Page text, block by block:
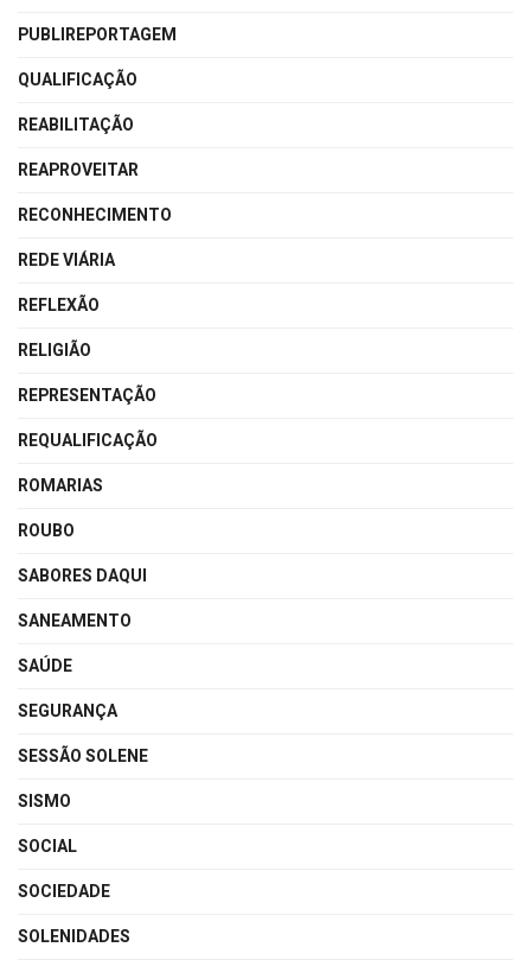
PUBLIREPORTAGEM
QUALIFICAÇÃO
REABILITAÇÃO
REAPROVEITAR
RECONHECIMENTO
REDE VIÁRIA
REFLEXÃO
RELIGIÃO
REPRESENTAÇÃO
REQUALIFICAÇÃO
ROMARIAS
ROUBO
SABORES DAQUI
SANEAMENTO
SAÚDE
SEGURANÇA
SESSÃO SOLENE
SISMO
SOCIAL
SOCIEDADE
SOLENIDADES